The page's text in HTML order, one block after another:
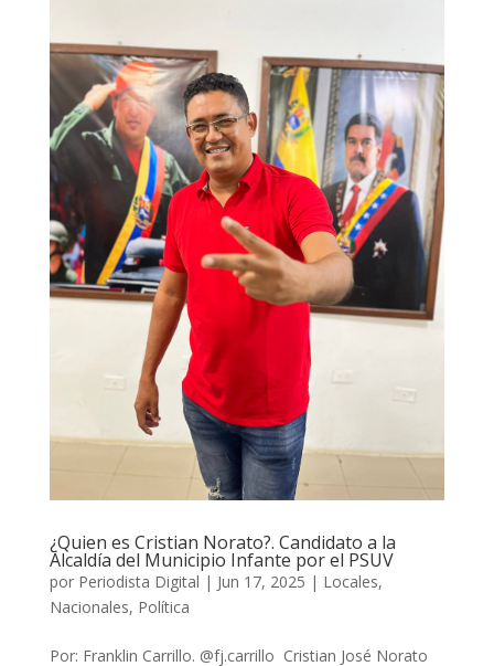
¿Quien es Cristian Norato?. Candidato a la
Alcaldía del Municipio Infante por el PSUV
por Periodista Digital | Jun 17, 2025 | Locales,
Nacionales, Política
Por: Franklin Carrillo. @fj.carrillo Cristian José Norato